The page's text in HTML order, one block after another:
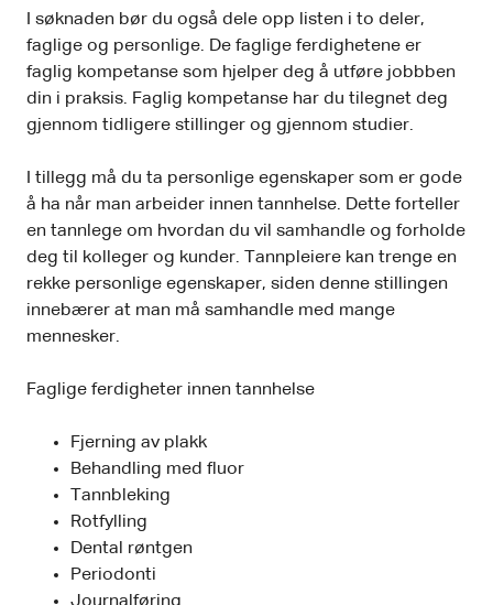
I søknaden bør du også dele opp listen i to deler,
faglige og personlige. De faglige ferdighetene er
faglig kompetanse som hjelper deg å utføre jobbben
din i praksis. Faglig kompetanse har du tilegnet deg
gjennom tidligere stillinger og gjennom studier.
I tillegg må du ta personlige egenskaper som er gode
å ha når man arbeider innen tannhelse. Dette forteller
en tannlege om hvordan du vil samhandle og forholde
deg til kolleger og kunder. Tannpleiere kan trenge en
rekke personlige egenskaper, siden denne stillingen
innebærer at man må samhandle med mange
mennesker.
Faglige ferdigheter innen tannhelse
Fjerning av plakk
Behandling med fluor
Tannbleking
Rotfylling
Dental røntgen
Periodonti